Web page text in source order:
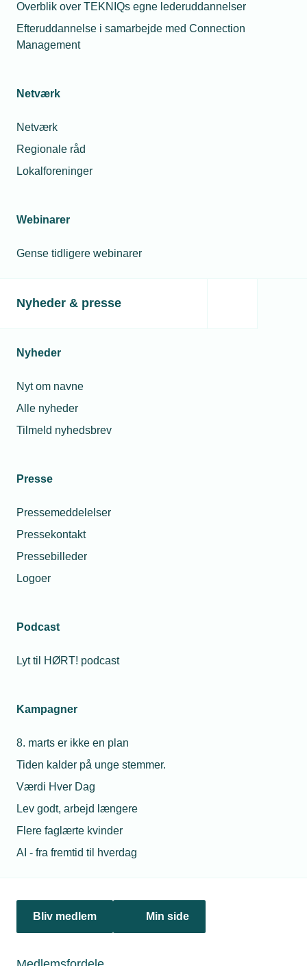
Overblik over TEKNIQs egne lederuddannelser
Efteruddannelse i samarbejde med Connection
Management
Netværk
Netværk
Regionale råd
Lokalforeninger
Webinarer
Gense tidligere webinarer
Nyheder & presse
Nyheder
Nyt om navne
Alle nyheder
Tilmeld nyhedsbrev
Presse
Pressemeddelelser
Pressekontakt
Pressebilleder
Logoer
Podcast
Lyt til HØRT! podcast
Kampagner
8. marts er ikke en plan
Tiden kalder på unge stemmer.
Værdi Hver Dag
Lev godt, arbejd længere
Flere faglærte kvinder
AI - fra fremtid til hverdag
Bliv medlem Min side
Politik & analyse
jura@tekniq.dk
tekniq@tekniq.dk